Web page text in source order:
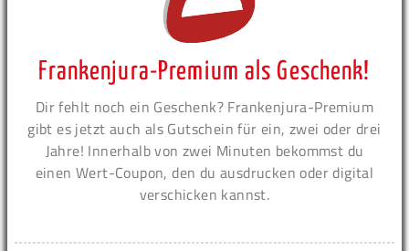
Frankenjura-Premium als Geschenk!
Dir fehlt noch ein Geschenk? Frankenjura-Premium
gibt es jetzt auch als Gutschein für ein, zwei oder drei
Jahre! Innerhalb von zwei Minuten bekommst du
einen Wert-Coupon, den du ausdrucken oder digital
verschicken kannst.